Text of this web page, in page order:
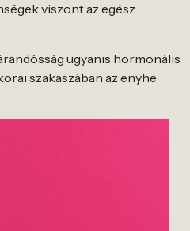
viszont az egész
ugyanis hormonális
szakaszában az enyhe